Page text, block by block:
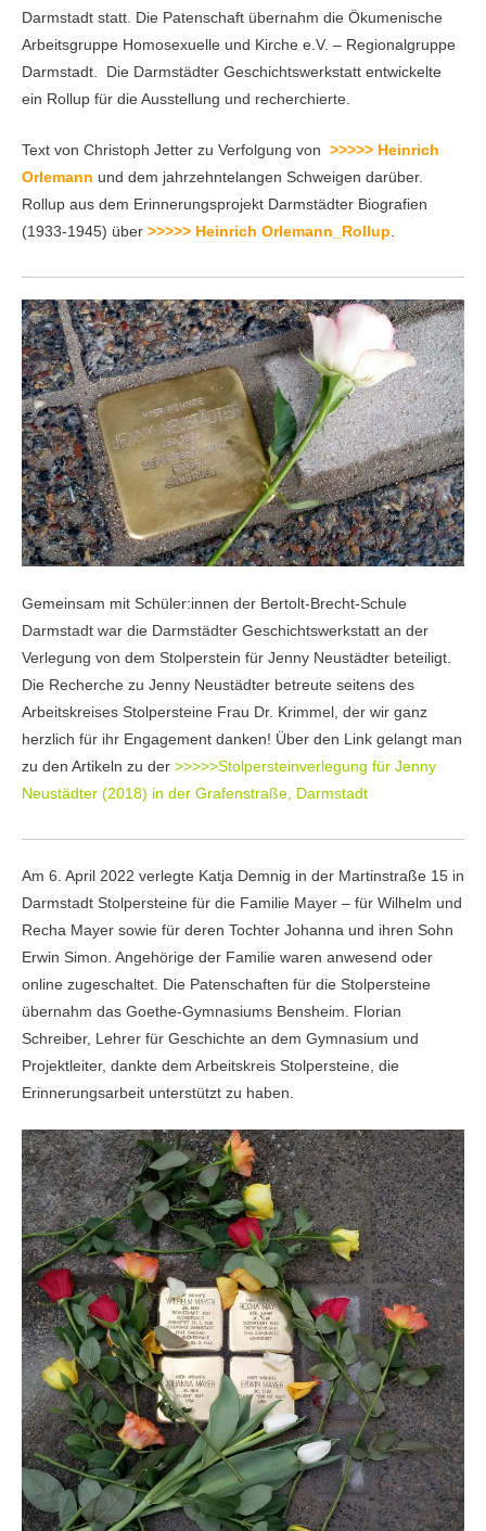
Darmstadt statt. Die Patenschaft übernahm die Ökumenische
Arbeitsgruppe Homosexuelle und Kirche e.V. – Regionalgruppe
Darmstadt. Die Darmstädter Geschichtswerkstatt entwickelte
ein Rollup für die Ausstellung und recherchierte.
Text von Christoph Jetter zu Verfolgung von >>>>> Heinrich
Orlemann und dem jahrzehntelangen Schweigen darüber.
Rollup aus dem Erinnerungsprojekt Darmstädter Biografien
(1933-1945) über >>>>> Heinrich Orlemann_Rollup.
Gemeinsam mit Schüler:innen der Bertolt-Brecht-Schule
Darmstadt war die Darmstädter Geschichtswerkstatt an der
Verlegung von dem Stolperstein für Jenny Neustädter beteiligt.
Die Recherche zu Jenny Neustädter betreute seitens des
Arbeitskreises Stolpersteine Frau Dr. Krimmel, der wir ganz
herzlich für ihr Engagement danken! Über den Link gelangt man
zu den Artikeln zu der >>>>>Stolpersteinverlegung für Jenny
Neustädter (2018) in der Grafenstraße, Darmstadt
Am 6. April 2022 verlegte Katja Demnig in der Martinstraße 15 in
Darmstadt Stolpersteine für die Familie Mayer – für Wilhelm und
Recha Mayer sowie für deren Tochter Johanna und ihren Sohn
Erwin Simon. Angehörige der Familie waren anwesend oder
online zugeschaltet. Die Patenschaften für die Stolpersteine
übernahm das Goethe-Gymnasiums Bensheim. Florian
Schreiber, Lehrer für Geschichte an dem Gymnasium und
Projektleiter, dankte dem Arbeitskreis Stolpersteine, die
Erinnerungsarbeit unterstützt zu haben.